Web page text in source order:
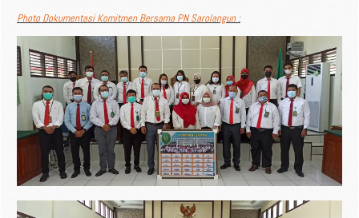
Photo Dokumentasi Komitmen Bersama PN Sarolangun :